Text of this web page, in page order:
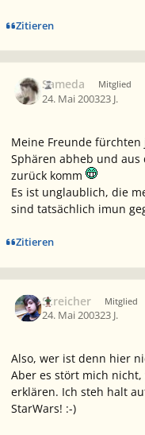
Zitieren
Sameda Mitglied
24. Mai 200323 J.
Meine Freunde
Sphären abheb und
zurück komm
Es ist unglaublich, die
sind tatsächlich imun
Zitieren
Streicher Mitglied
24. Mai 200323 J.
Also, wer ist denn hier
Aber es stört mich
erklären. Ich steh halt
StarWars! :-)